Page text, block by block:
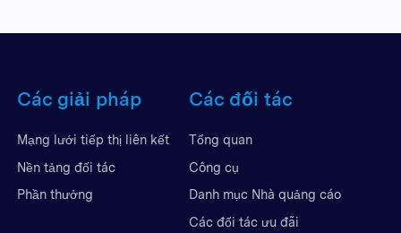
Các giải pháp
Mạng lưới tiếp thị liên kết
Nền tảng đối tác
Phần thưởng
Các đối tác
Tổng quan
Công cụ
Danh mục Nhà quảng cáo
Các đối tác ưu đãi